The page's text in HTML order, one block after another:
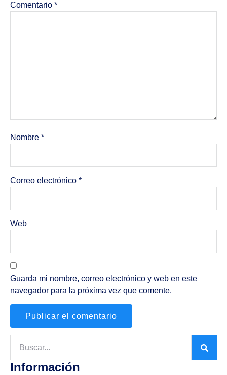
Comentario *
Nombre *
Correo electrónico *
Web
Guarda mi nombre, correo electrónico y web en este
navegador para la próxima vez que comente.
Información